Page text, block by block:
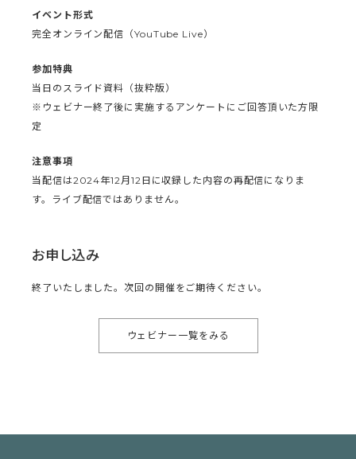
イベント形式
完全オンライン配信（YouTube Live）
参加特典
当日のスライド資料（抜粋版）
※ウェビナー終了後に実施するアンケートにご回答頂いた方限
定
注意事項
当配信は2024年12月12日に収録した内容の再配信になりま
す。ライブ配信ではありません。
お申し込み
終了いたしました。次回の開催をご期待ください。
ウェビナー一覧をみる